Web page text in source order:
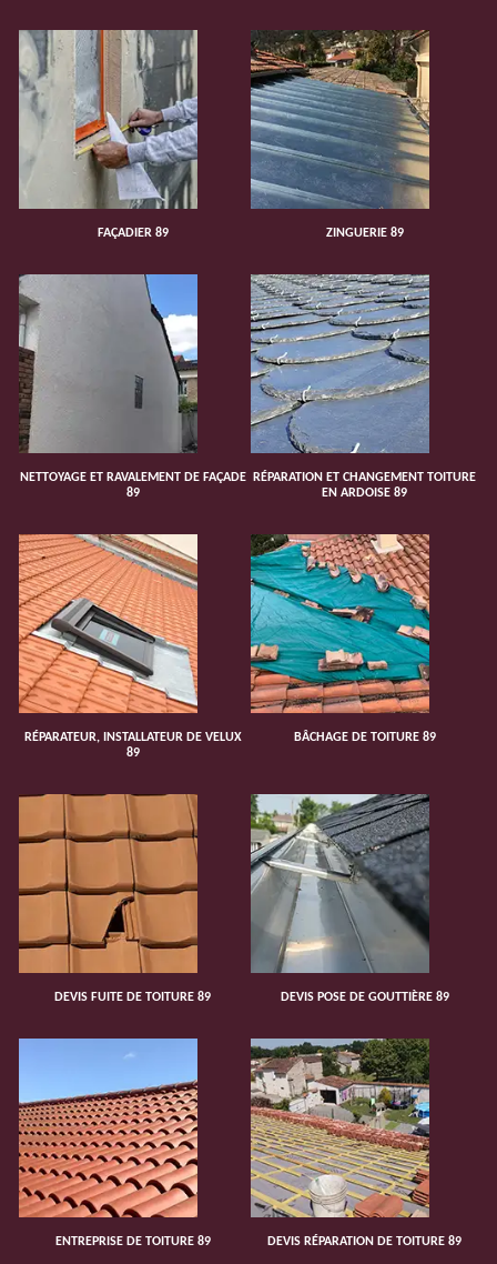
FAÇADIER 89 ZINGUERIE 89
NETTOYAGE ET RAVALEMENT DE FAÇADE
89
RÉPARATION ET CHANGEMENT TOITURE
EN ARDOISE 89
RÉPARATEUR, INSTALLATEUR DE VELUX
89
BÂCHAGE DE TOITURE 89
DEVIS FUITE DE TOITURE 89 DEVIS POSE DE GOUTTIÈRE 89
ENTREPRISE DE TOITURE 89 DEVIS RÉPARATION DE TOITURE 89